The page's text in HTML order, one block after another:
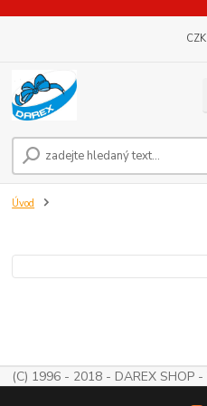
Úvod
(C) 1996 - 2018 - DAREX SHOP